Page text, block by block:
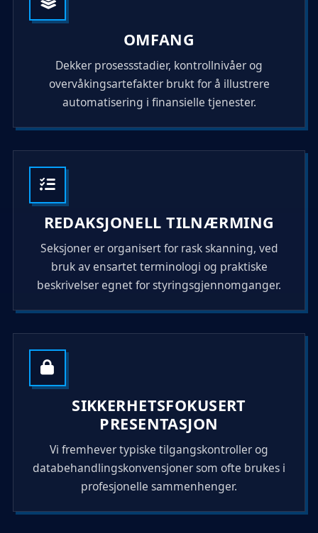
OMFANG
Dekker prosessstadier, kontrollnivåer og
overvåkingsartefakter brukt for å illustrere
automatisering i finansielle tjenester.
REDAKSJONELL TILNÆRMING
Seksjoner er organisert for rask skanning, ved
bruk av ensartet terminologi og praktiske
beskrivelser egnet for styringsgjennomganger.
SIKKERHETSFOKUSERT
PRESENTASJON
Vi fremhever typiske tilgangskontroller og
databehandlingskonvensjoner som ofte brukes i
profesjonelle sammenhenger.